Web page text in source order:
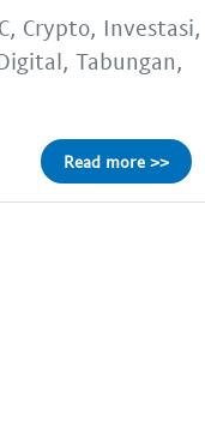
Crypto, Investasi,
Tabungan,
Read more >>